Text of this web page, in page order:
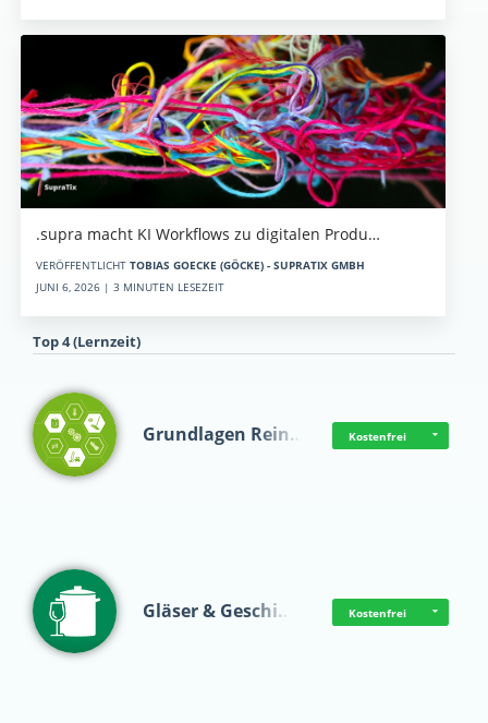
.supra macht KI Workflows zu digitalen Produ…
VERÖFFENTLICHT TOBIAS GOECKE (GÖCKE) - SUPRATIX GMBH
JUNI 6, 2026 | 3 MINUTEN LESEZEIT
Top 4 (Lernzeit)
Grundlagen Rein… Kostenfrei
Gläser & Geschi… Kostenfrei